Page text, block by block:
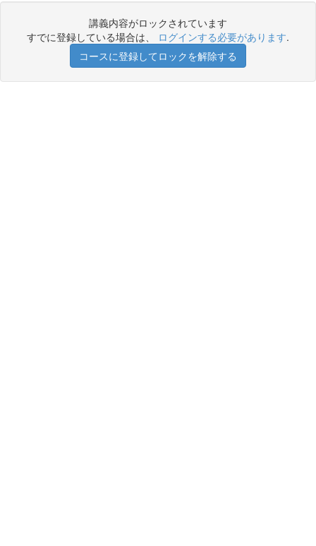
講義内容がロックされています
すでに登録している場合は、 ログインする必要があります.
コースに登録してロックを解除する